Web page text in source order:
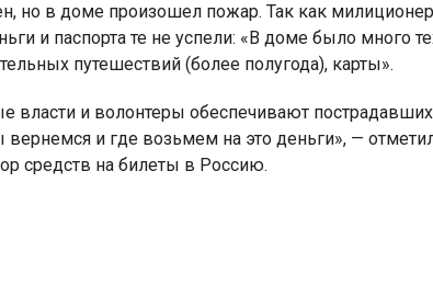
но в доме произошел пожар. Так как
и паспорта те не успели: «В доме было много
путешествий (более полугода), карты».
власти и волонтеры обеспечивают
и где возьмем на это деньги», —
средств на билеты в Россию.